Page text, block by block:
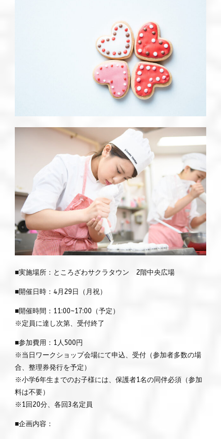
■実施場所：ところざわサクラタウン 2階中央広場
■開催日時：4月29日（月祝）
■開催時間：11:00~17:00（予定）
※定員に達し次第、受付終了
■参加費用：1人500円
※当日ワークショップ会場にて申込、受付（参加者多数の場
合、整理券発行を予定）
※小学6年生までのお子様には、保護者1名の同伴必須（参加
料は不要）
※1回20分、各回3名定員
■企画内容：